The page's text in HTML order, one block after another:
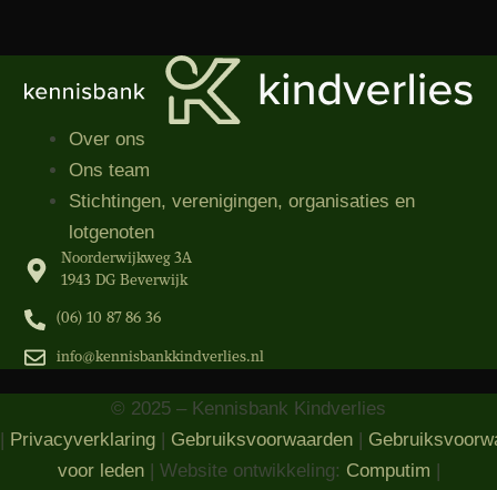
Over ons
Ons team
Stichtingen, verenigingen, organisaties​ en
lotgenoten
Noorderwijkweg 3A
1943 DG Beverwijk
(06) 10 87 86 36‬
info@kennisbankkindverlies.nl
© 2025 – Kennisbank Kindverlies
Privacyverklaring Gebruiksvoorwaarden
voor leden| Website ontwikkeling: Computim